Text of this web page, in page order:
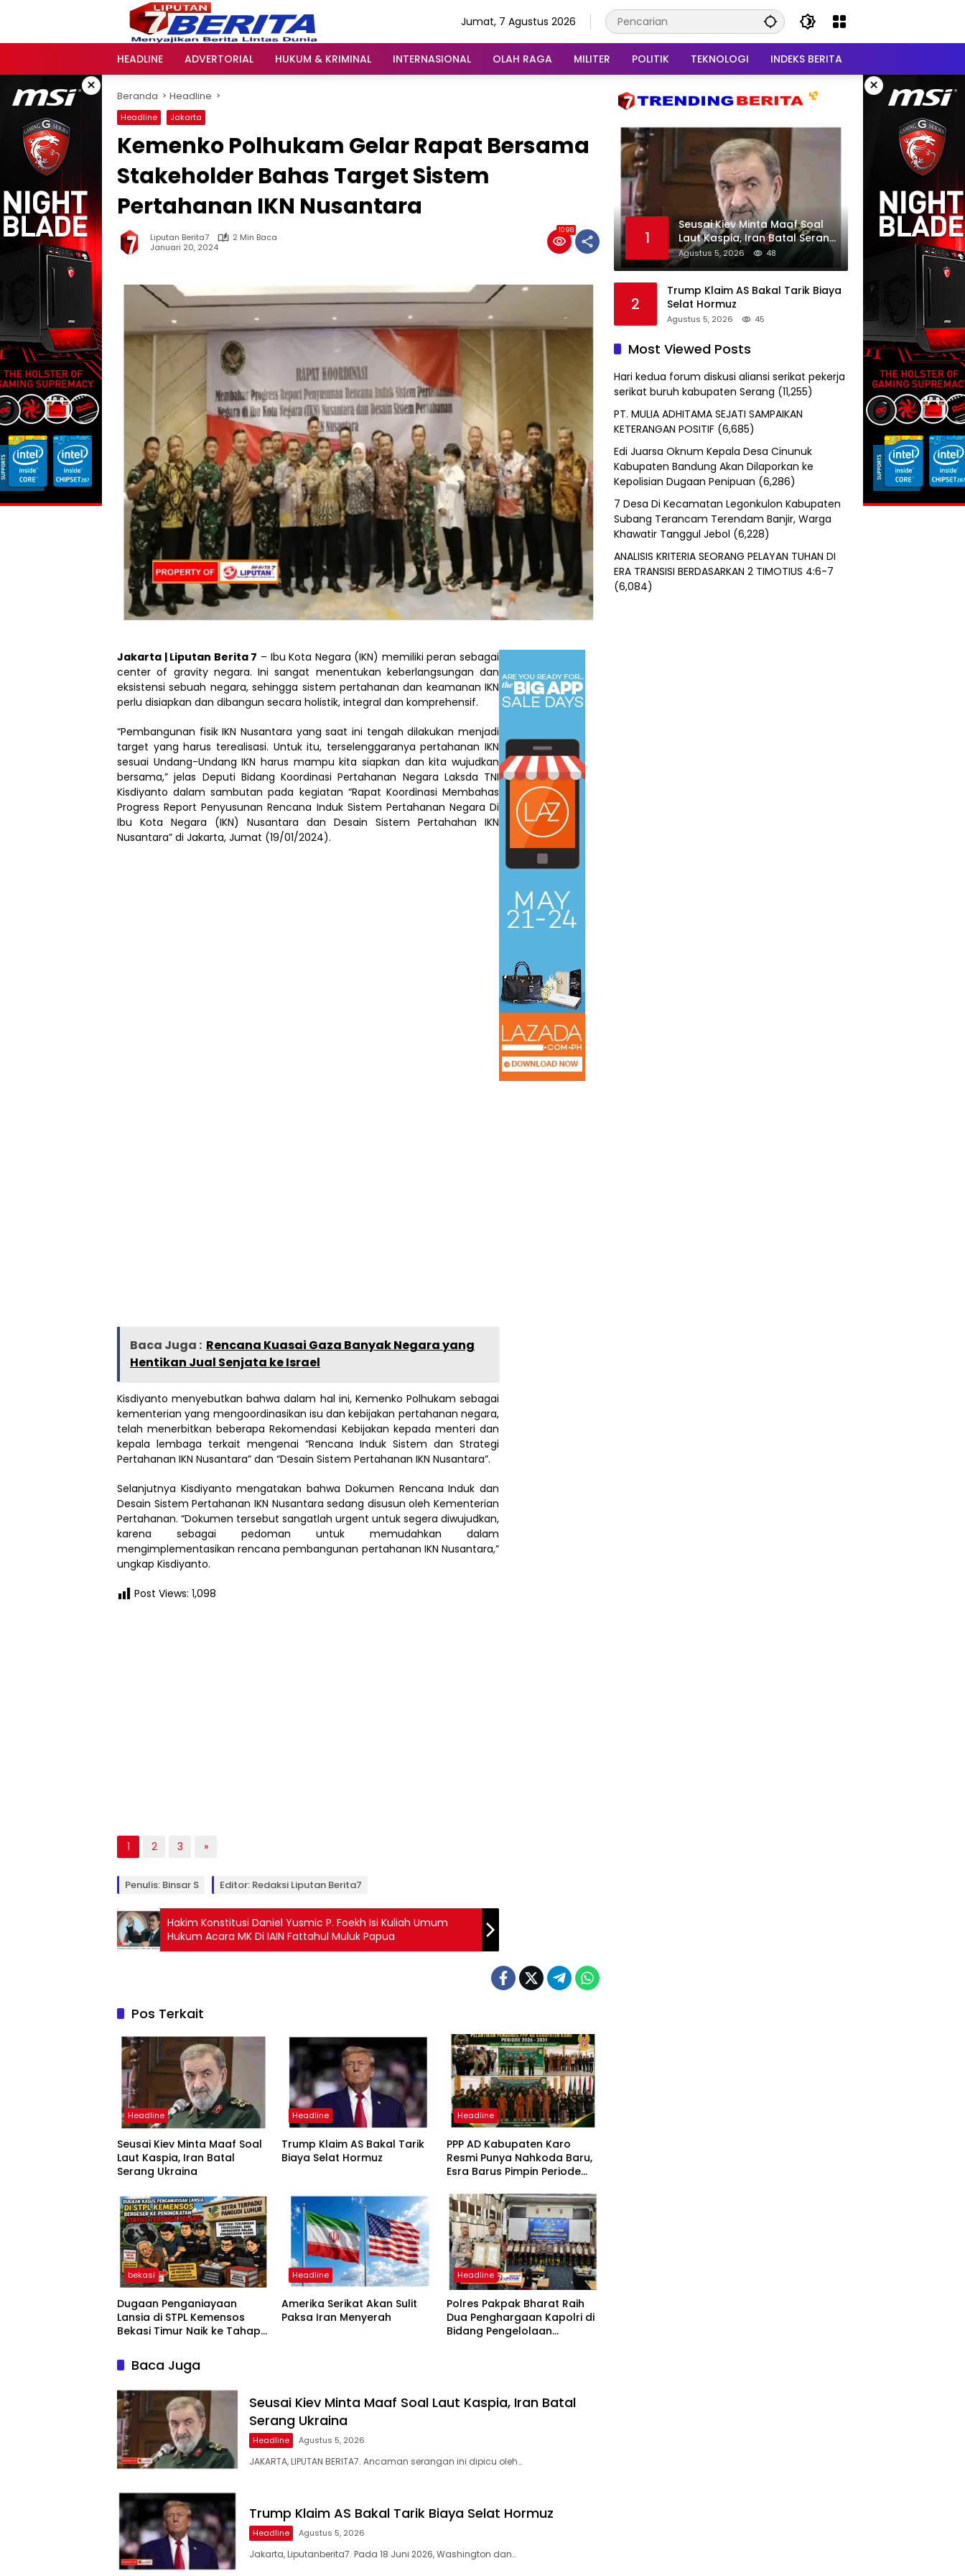
Jumat, 7 Agustus 2026
HEADLINE ADVERTORIAL HUKUM & KRIMINAL INTERNASIONAL OLAH RAGA MILITER POLITIK TEKNOLOGI INDEKS BERITA
× ×
Beranda Headline
Headline Jakarta
Kemenko Polhukam Gelar Rapat Bersama
Stakeholder Bahas Target Sistem
Pertahanan IKN Nusantara
Liputan Berita7
2 Min Baca
Januari 20, 2024
1098
Jakarta | Liputan Berita 7 – Ibu Kota Negara (IKN) memiliki peran sebagai
center of gravity negara. Ini sangat menentukan keberlangsungan dan
eksistensi sebuah negara, sehingga sistem pertahanan dan keamanan IKN
perlu disiapkan dan dibangun secara holistik, integral dan komprehensif.
“Pembangunan fisik IKN Nusantara yang saat ini tengah dilakukan menjadi
target yang harus terealisasi. Untuk itu, terselenggaranya pertahanan IKN
sesuai Undang-Undang IKN harus mampu kita siapkan dan kita wujudkan
bersama,” jelas Deputi Bidang Koordinasi Pertahanan Negara Laksda TNI
Kisdiyanto dalam sambutan pada kegiatan “Rapat Koordinasi Membahas
Progress Report Penyusunan Rencana Induk Sistem Pertahanan Negara Di
Ibu Kota Negara (IKN) Nusantara dan Desain Sistem Pertahahan IKN
Nusantara” di Jakarta, Jumat (19/01/2024).
Baca Juga : Rencana Kuasai Gaza Banyak Negara yang
Hentikan Jual Senjata ke Israel
Kisdiyanto menyebutkan bahwa dalam hal ini, Kemenko Polhukam sebagai
kementerian yang mengoordinasikan isu dan kebijakan pertahanan negara,
telah menerbitkan beberapa Rekomendasi Kebijakan kepada menteri dan
kepala lembaga terkait mengenai “Rencana Induk Sistem dan Strategi
Pertahanan IKN Nusantara” dan “Desain Sistem Pertahanan IKN Nusantara”.
Selanjutnya Kisdiyanto mengatakan bahwa Dokumen Rencana Induk dan
Desain Sistem Pertahanan IKN Nusantara sedang disusun oleh Kementerian
Pertahanan. “Dokumen tersebut sangatlah urgent untuk segera diwujudkan,
karena sebagai pedoman untuk memudahkan dalam
mengimplementasikan rencana pembangunan pertahanan IKN Nusantara,”
ungkap Kisdiyanto.
Post Views: 1,098
1 2 3 »
Penulis: Binsar S Editor: Redaksi Liputan Berita7
Hakim Konstitusi Daniel Yusmic P. Foekh Isi Kuliah Umum
Hukum Acara MK Di IAIN Fattahul Muluk Papua
Pos Terkait
Headline
Seusai Kiev Minta Maaf Soal
Laut Kaspia, Iran Batal
Serang Ukraina
Headline
Trump Klaim AS Bakal Tarik
Biaya Selat Hormuz
Headline
PPP AD Kabupaten Karo
Resmi Punya Nahkoda Baru,
Esra Barus Pimpin Periode
bekasi
Dugaan Penganiayaan
Lansia di STPL Kemensos
Bekasi Timur Naik ke Tahap
Minta Proses Transparan
dan Bebas Intervensi
Headline
Amerika Serikat Akan Sulit
Paksa Iran Menyerah
Headline
Polres Pakpak Bharat Raih
Dua Penghargaan Kapolri di
Bidang Pengelolaan
Baca Juga
Seusai Kiev Minta Maaf Soal Laut Kaspia, Iran Batal
Serang Ukraina
Headline Agustus 5, 2026
JAKARTA, LIPUTAN BERITA7. Ancaman serangan ini dipicu oleh…
Trump Klaim AS Bakal Tarik Biaya Selat Hormuz
Headline Agustus 5, 2026
Jakarta, Liputanberita7. Pada 18 Juni 2026, Washington dan…
1
Seusai Kiev Minta Maaf Soal
Laut Kaspia, Iran Batal Serang
Ukraina
Agustus 5, 2026 48
2
Trump Klaim AS Bakal Tarik Biaya
Selat Hormuz
Agustus 5, 2026 45
Most Viewed Posts
Hari kedua forum diskusi aliansi serikat pekerja
serikat buruh kabupaten Serang (11,255)
PT. MULIA ADHITAMA SEJATI SAMPAIKAN
KETERANGAN POSITIF (6,685)
Edi Juarsa Oknum Kepala Desa Cinunuk
Kabupaten Bandung Akan Dilaporkan ke
Kepolisian Dugaan Penipuan (6,286)
7 Desa Di Kecamatan Legonkulon Kabupaten
Subang Terancam Terendam Banjir, Warga
Khawatir Tanggul Jebol (6,228)
ANALISIS KRITERIA SEORANG PELAYAN TUHAN DI
ERA TRANSISI BERDASARKAN 2 TIMOTIUS 4:6-7
(6,084)